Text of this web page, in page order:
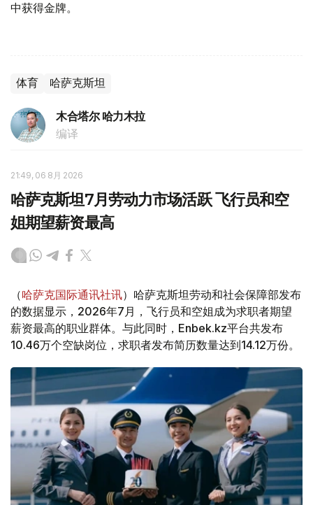
中获得金牌。
体育 哈萨克斯坦
木合塔尔 哈力木拉
编译
21:49, 06 8月 2026
哈萨克斯坦7月劳动力市场活跃 飞行员和空
姐期望薪资最高
（哈萨克国际通讯社讯）哈萨克斯坦劳动和社会保障部发布
的数据显示，2026年7月，飞行员和空姐成为求职者期望
薪资最高的职业群体。与此同时，Enbek.kz平台共发布
10.46万个空缺岗位，求职者发布简历数量达到14.12万份。